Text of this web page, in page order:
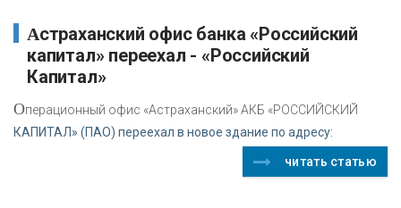
Астраханский офис банка «Российский
капитал» переехал - «Российский
Капитал»
Операционный офис «Астраханский» АКБ «РОССИЙСКИЙ
КАПИТАЛ» (ПАО) переехал в новое здание по адресу:
читать статью